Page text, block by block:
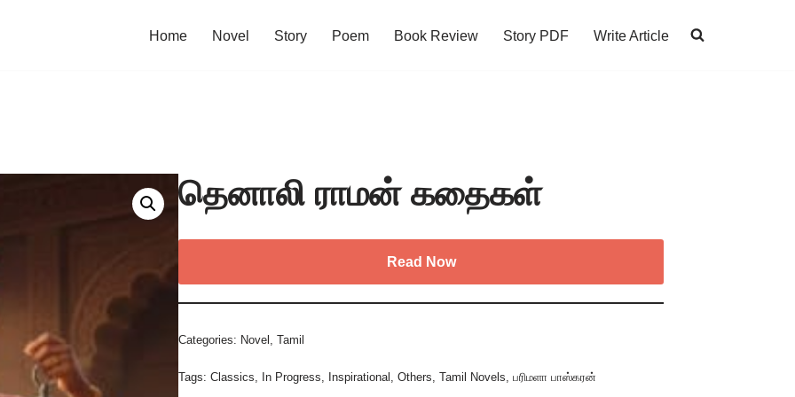
Home Novel Story Poem Book Review Story PDF Write Article
தெனாலி ராமன் கதைகள்
Read Now
Categories: Novel ,Tamil
Tags:Classics, In Progress, Inspirational ,Others,Tamil Novels,பரிமளா பாஸ்கரன்